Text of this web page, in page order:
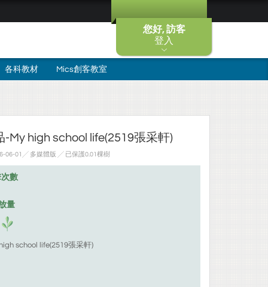
您好, 訪客
登入
各科教材 Mics創客教室
My high school life(2519張采軒)
06-01╱ 多媒體版 ╱ 已保護0.01棵樹
數
量
school life(2519張采軒)